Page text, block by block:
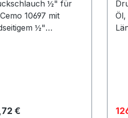
½" für
10697 mit
½"
Preis:
€
Öl,